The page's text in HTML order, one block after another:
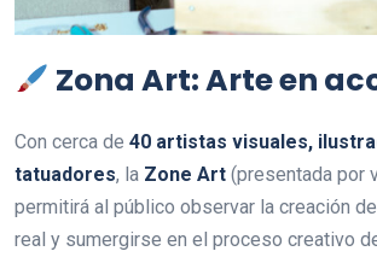
Zona Art: Arte en
Con cerca de 40 artistas visuales,
tatuadores, la Zone Art (presentada por
permitirá al público observar la creación
real y sumergirse en el proceso creativo